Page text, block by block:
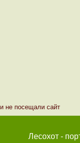
не посещали сайт
Лесохот -